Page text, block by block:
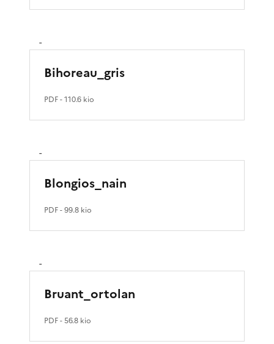
-
Bihoreau_gris
PDF- 110.6 kio
-
Blongios_nain
PDF- 99.8 kio
-
Bruant_ortolan
PDF- 56.8 kio